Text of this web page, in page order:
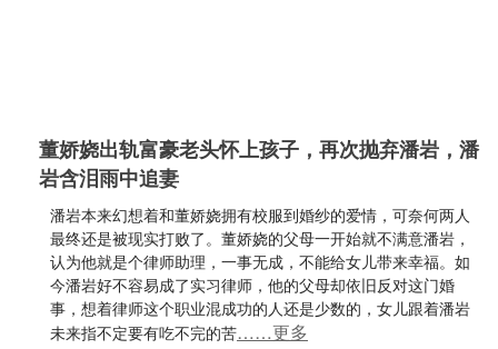
董娇娆出轨富豪老头怀上孩子，再次抛弃潘岩，潘
岩含泪雨中追妻
潘岩本来幻想着和董娇娆拥有校服到婚纱的爱情，可奈何两人
最终还是被现实打败了。董娇娆的父母一开始就不满意潘岩，
认为他就是个律师助理，一事无成，不能给女儿带来幸福。如
今潘岩好不容易成了实习律师，他的父母却依旧反对这门婚
事，想着律师这个职业混成功的人还是少数的，女儿跟着潘岩
未来指不定要有吃不完的苦……更多